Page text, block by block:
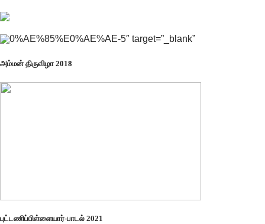
0%AE%85%E0%AE%AE-5″ target=”_blank”
அம்மன் திருவிழா 2018
புட்டணிப்பிள்ளையார்-பாடல் 2021